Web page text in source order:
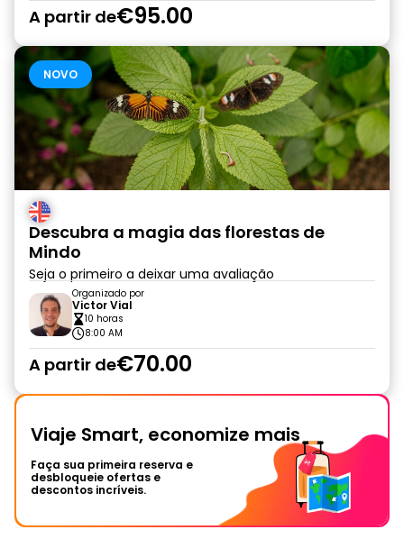
A partir de€95.00
NOVO
Descubra a magia das florestas de
Mindo
Seja o primeiro a deixar uma avaliação
Organizado por
Victor Vial
10 horas
8:00 AM
A partir de€70.00
Viaje Smart, economize mais
Faça sua primeira reserva e
desbloqueie ofertas e
descontos incríveis.